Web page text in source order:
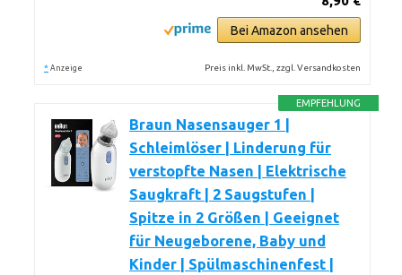
Bei Amazon ansehen
* Anzeige Preis inkl. MwSt., zzgl. Versandkosten
EMPFEHLUNG
Braun Nasensauger 1 |
Schleimlöser | Linderung für
verstopfte Nasen | Elektrische
Saugkraft | 2 Saugstufen |
Spitze in 2 Größen | Geeignet
für Neugeborene, Baby und
Kinder | Spülmaschinenfest |